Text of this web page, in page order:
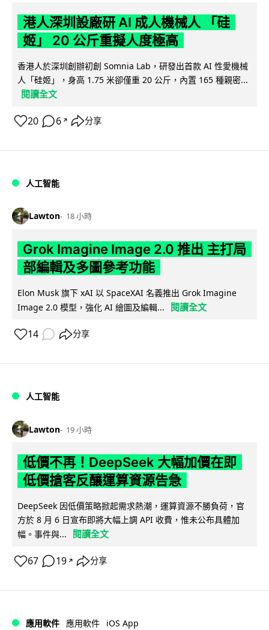
港人深圳設廠研 AI 成人機械人 「硅
姬」 20 公斤重擬人度極高
香港人於深圳創辦初創 Somnia Lab，研發出首款 AI 性愛機械
人「硅姬」，身高 1.75 米卻僅重 20 公斤，內置 165 種親密...
閱讀全文
20 6 ↗ 分享
人工智能
Lawton 18 小時
Grok Imagine Image 2.0 推出 主打局
部編輯及多圖參考功能
Elon Musk 旗下 xAI 以 SpaceXAI 名義推出 Grok Imagine
Image 2.0 模型，強化 AI 繪圖及編輯...
閱讀全文
14 分享
人工智能
Lawton 19 小時
低價不再！DeepSeek 大幅加價在即
低價搶客反釀運算資源告急
DeepSeek 因低價策略掀起需求熱潮，運算資源不勝負荷，官
方於 8 月 6 日宣布即將大幅上調 API 收費，惟未公布具體加
幅。事件與...
閱讀全文
67 19 ↗ 分享
應用軟件 應用軟件 iOS App